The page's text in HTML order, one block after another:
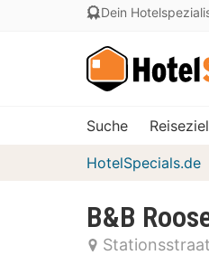
Dein
Suche
HotelSpecials.de
B&B